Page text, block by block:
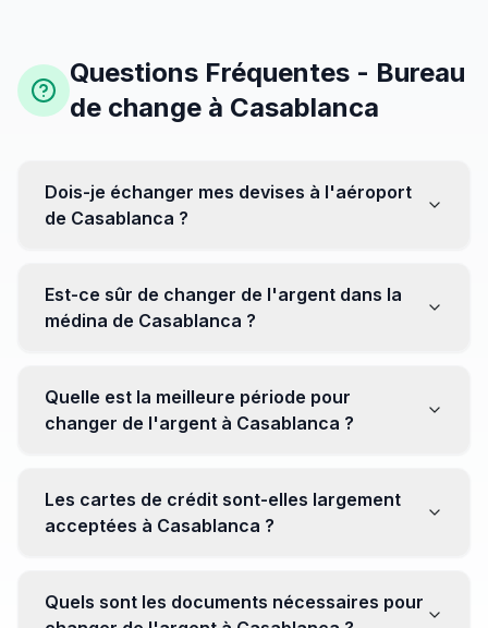
Questions Fréquentes - Bureau
de change à Casablanca
Dois-je échanger mes devises à l'aéroport
de Casablanca ?
être moins avantageux. Orientez-vous plutôt vers les
bureaux de change en ville pour obtenir de meilleurs
Est-ce sûr de changer de l'argent dans la
médina de Casablanca ?
établissements réputés pour éviter les surprises.
Quelle est la meilleure période pour
changer de l'argent à Casablanca ?
soyez attentif aux fluctuations pour maximiser la valeur
de vos devises.
Les cartes de crédit sont-elles largement
acceptées à Casablanca ?
Cependant, avoir un peu de monnaie locale peut être
Quels sont les documents nécessaires pour